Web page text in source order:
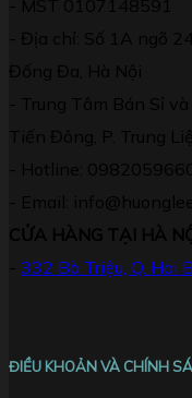
332 Bà Triệu, Q. Hai
ĐIỀU KHOẢN VÀ CHÍNH